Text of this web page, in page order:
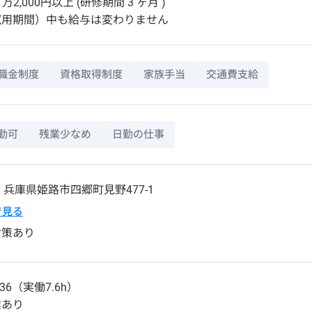
期間）中も給与は変わりません
金制度 資格取得制度 家族手当 交通費支給
可 残業少なめ 日勤の仕事
兵庫県姫路市四郷町見野477-1
る
あり
（実働7.6h）
り